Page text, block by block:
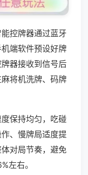
控牌器通过蓝牙
端软件预设好牌
器接收到信号后
将机洗牌、码牌
保持均匀，吃碰
、慢牌局适度提
对局节奏，避免
左右。